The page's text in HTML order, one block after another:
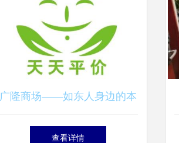
广隆商场——如东人身边的本
土平价超市，请投广隆一票
查看详情